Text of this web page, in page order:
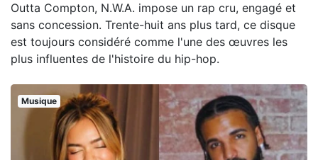
Outta Compton, N.W.A. impose un rap cru, engagé et
sans concession. Trente-huit ans plus tard, ce disque
est toujours considéré comme l'une des œuvres les
plus influentes de l'histoire du hip-hop.
Musique